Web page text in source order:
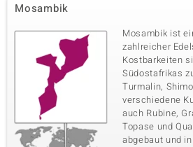
Mosambik
Mosambik ist
zahlreicher
Kostbarkeiten
Südostafrikas
Turmalin,
verschiedene
auch Rubine,
Topase und
abgebaut und